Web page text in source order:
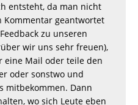
entsteht, da man nicht
Kommentar geantwortet
zu unseren
wir uns sehr freuen),
eine Mail oder teile den
oder sonstwo und
mitbekommen. Dann
wo sich Leute eben